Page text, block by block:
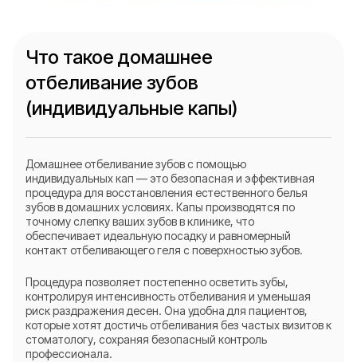
Что такое домашнее
отбеливание зубов
(индивидуальные капы)
Домашнее отбеливание зубов с помощью
индивидуальных кап — это безопасная и эффективная
процедура для восстановления естественного белья
зубов в домашних условиях. Капы производятся по
точному слепку ваших зубов в клинике, что
обеспечивает идеальную посадку и равномерный
контакт отбеливающего геля с поверхностью зубов.
Процедура позволяет постепенно осветить зубы,
контролируя интенсивность отбеливания и уменьшая
риск раздражения десен. Она удобна для пациентов,
которые хотят достичь отбеливания без частых визитов к
стоматологу, сохраняя безопасный контроль
профессионала.